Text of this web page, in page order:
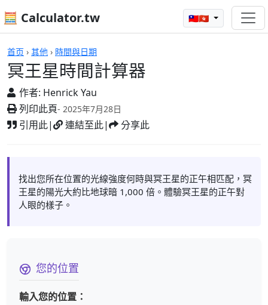
🧮 Calculator.tw 🇹🇼🇭🇰
首页 › 其他 › 時間與日期
冥王星時間計算器
作者: Henrick Yau
列印此頁- 2025年7月28日
引用此| 連結至此| 分享此
冥王星時間計算器
找出您所在位置的光線強度何時與冥王星的正午相匹配，冥
王星的陽光大約比地球暗 1,000 倍。體驗冥王星的正午對
人眼的樣子。
您的位置
輸入您的位置：